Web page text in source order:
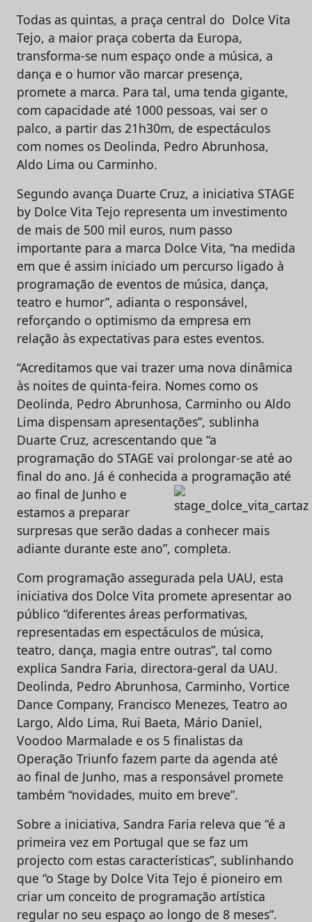
Todas as quintas, a praça central do Dolce Vita
Tejo, a maior praça coberta da Europa,
transforma-se num espaço onde a música, a
dança e o humor vão marcar presença,
promete a marca. Para tal, uma tenda gigante,
com capacidade até 1000 pessoas, vai ser o
palco, a partir das 21h30m, de espectáculos
com nomes os Deolinda, Pedro Abrunhosa,
Aldo Lima ou Carminho.
Segundo avança Duarte Cruz, a iniciativa STAGE
by Dolce Vita Tejo representa um investimento
de mais de 500 mil euros, num passo
importante para a marca Dolce Vita, “na medida
em que é assim iniciado um percurso ligado à
programação de eventos de música, dança,
teatro e humor”, adianta o responsável,
reforçando o optimismo da empresa em
relação às expectativas para estes eventos.
“Acreditamos que vai trazer uma nova dinâmica
às noites de quinta-feira. Nomes como os
Deolinda, Pedro Abrunhosa, Carminho ou Aldo
Lima dispensam apresentações”, sublinha
Duarte Cruz, acrescentando que “a
programação do STAGE vai prolongar-se até ao
final do ano. Já é conhecida a programação até
ao final de Junho e
estamos a preparar
surpresas que serão dadas a conhecer mais
adiante durante este ano”, completa.
Com programação assegurada pela UAU, esta
iniciativa dos Dolce Vita promete apresentar ao
público “diferentes áreas performativas,
representadas em espectáculos de música,
teatro, dança, magia entre outras”, tal como
explica Sandra Faria, directora-geral da UAU.
Deolinda, Pedro Abrunhosa, Carminho, Vortice
Dance Company, Francisco Menezes, Teatro ao
Largo, Aldo Lima, Rui Baeta, Mário Daniel,
Voodoo Marmalade e os 5 finalistas da
Operação Triunfo fazem parte da agenda até
ao final de Junho, mas a responsável promete
também “novidades, muito em breve”.
Sobre a iniciativa, Sandra Faria releva que “é a
primeira vez em Portugal que se faz um
projecto com estas características”, sublinhando
que “o Stage by Dolce Vita Tejo é pioneiro em
criar um conceito de programação artística
regular no seu espaço ao longo de 8 meses”.